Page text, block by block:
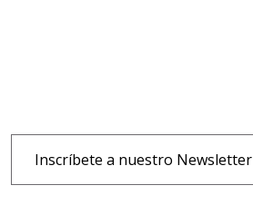
Inscríbete a nuestro Newsletter